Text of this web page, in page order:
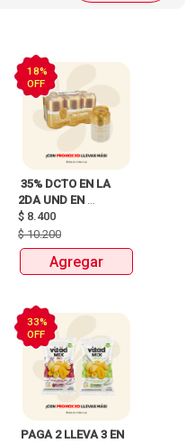
18%
OFF
35% DCTO EN LA
2DA UND EN
CERVEZA CLUB
COLOMBIA LATA
X330ml
$ 8.400
$10.200
Agregar
33%
OFF
PAGA 2 LLEVA 3 EN